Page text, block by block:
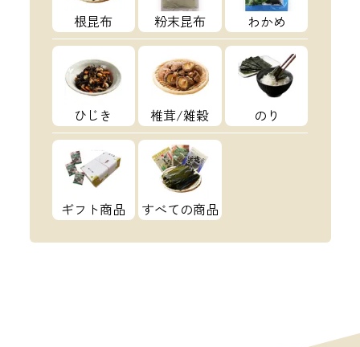
根昆布 粉末昆布 わかめ
ひじき 椎茸/雑穀 のり
ギフト商品 すべての商品